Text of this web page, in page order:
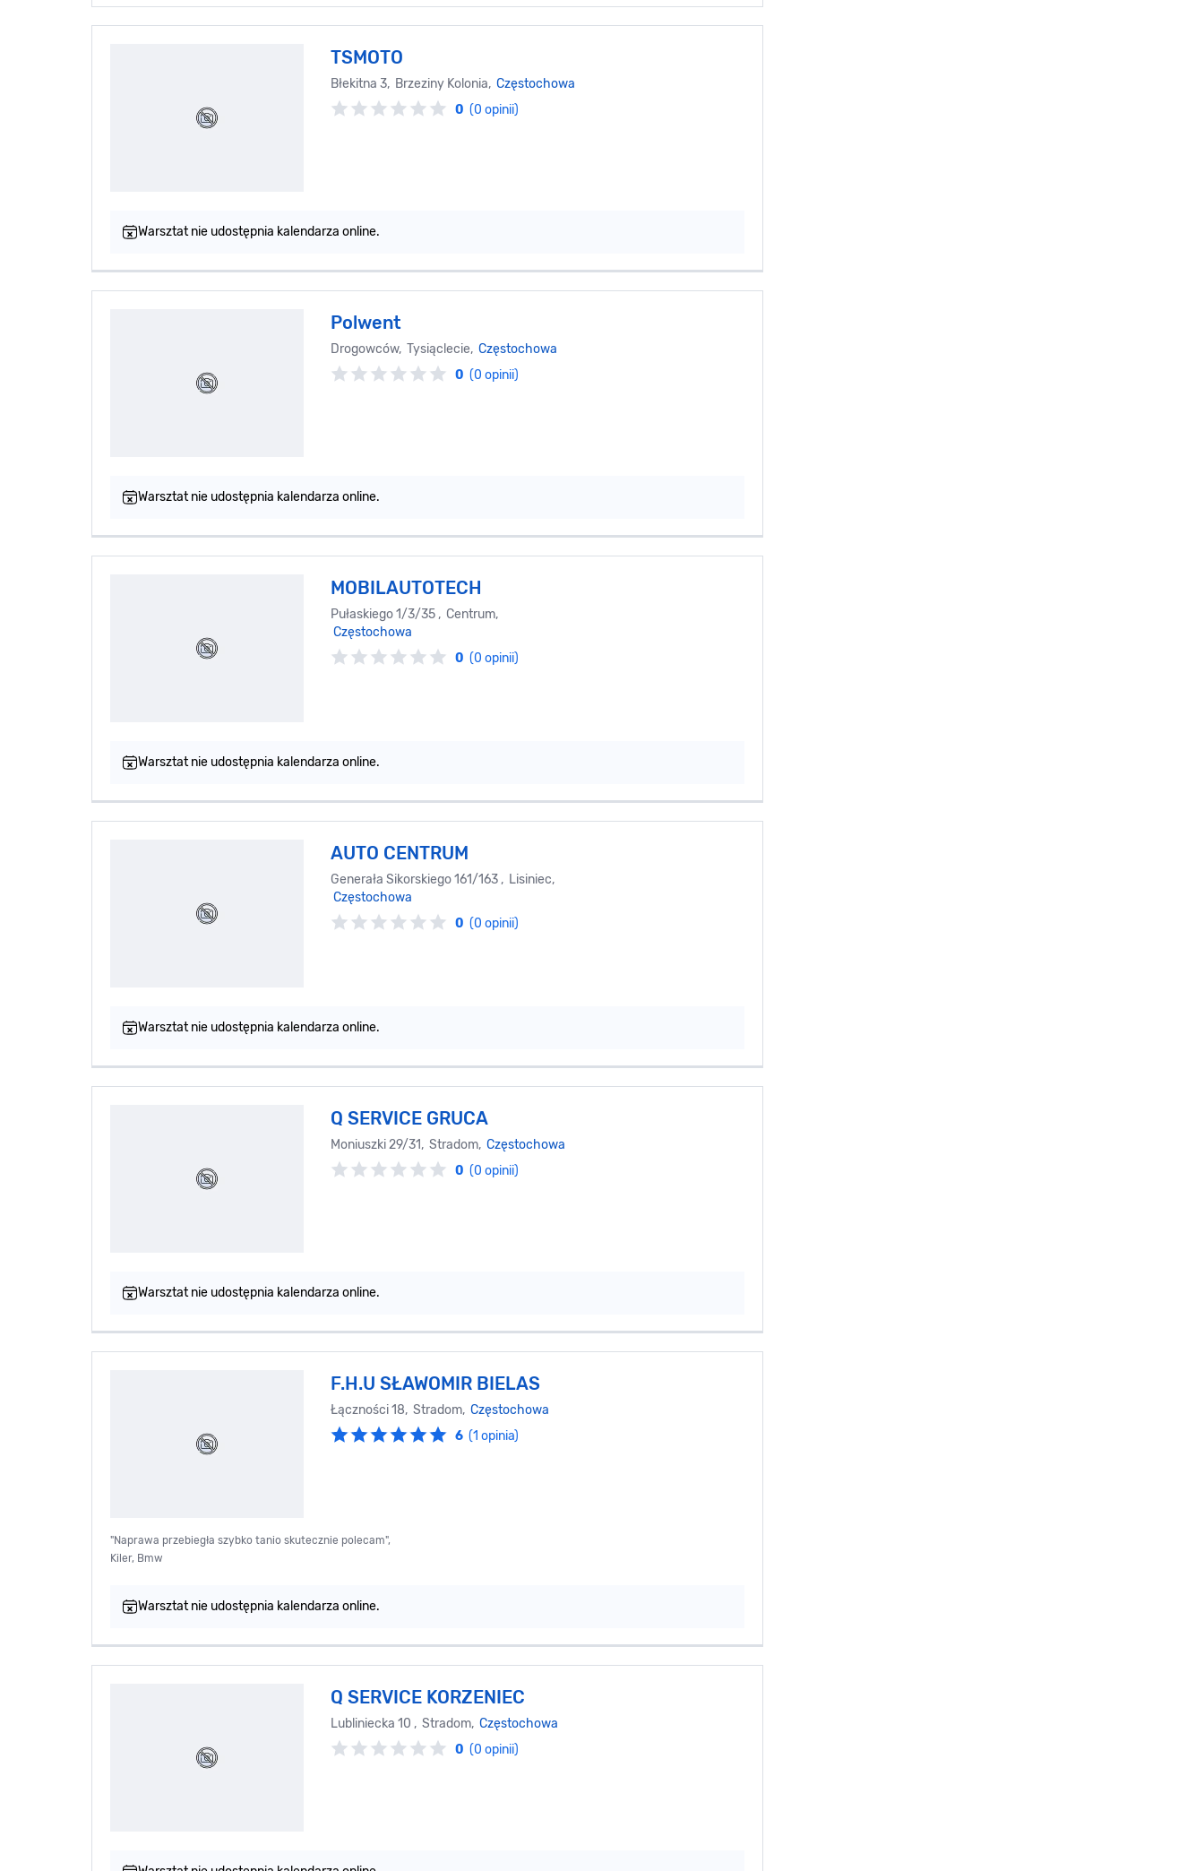
TSMOTO
Błekitna 3, Brzeziny Kolonia, Częstochowa
0 (0 opinii)
Warsztat nie udostępnia kalendarza online.
Polwent
Drogowców, Tysiąclecie, Częstochowa
0 (0 opinii)
Warsztat nie udostępnia kalendarza online.
MOBILAUTOTECH
Pułaskiego 1/3/35 , Centrum,
Częstochowa
0 (0 opinii)
Warsztat nie udostępnia kalendarza online.
AUTO CENTRUM
Generała Sikorskiego 161/163 , Lisiniec,
Częstochowa
0 (0 opinii)
Warsztat nie udostępnia kalendarza online.
Q SERVICE GRUCA
Moniuszki 29/31, Stradom, Częstochowa
0 (0 opinii)
Warsztat nie udostępnia kalendarza online.
F.H.U SŁAWOMIR BIELAS
Łączności 18, Stradom, Częstochowa
6 (1 opinia)
"Naprawa przebiegła szybko tanio skutecznie polecam",
Kiler, Bmw
Warsztat nie udostępnia kalendarza online.
Q SERVICE KORZENIEC
Lubliniecka 10 , Stradom, Częstochowa
0 (0 opinii)